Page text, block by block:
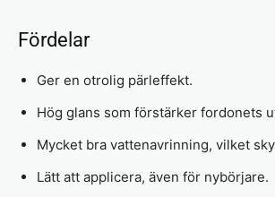
Fördelar
Ger en otrolig pärleffekt.
Hög glans som förstärker fordonets
Mycket bra vattenavrinning, vilket
Lätt att applicera, även för nybörjare.